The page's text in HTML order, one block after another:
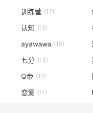
训练营 (17)
认知 (15)
ayawawa (15)
七分 (14)
Q帝 (12)
恋爱 (11)